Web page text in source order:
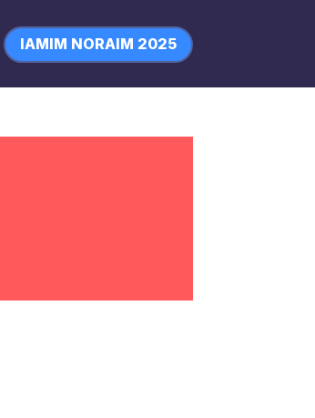
IAMIM NORAIM 2025